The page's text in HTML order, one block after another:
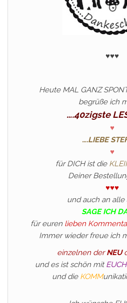
♥♥♥
Heute MAL GANZ
begrüße ich
….40zigste
♥
….LIEBE
♥
für DICH ist die
Deiner
♥♥♥
und auch an alle
SAGE ICH
für euren lieben
Immer wieder freue ich
einzelnen derNEU
und es ist schön mit EUCH
und die KOMM